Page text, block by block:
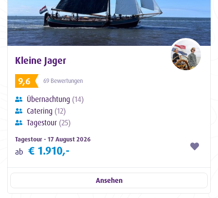
Kleine Jager
9,6
69 Bewertungen
Übernachtung (14)
Catering (12)
Tagestour (25)
Tagestour - 17 August 2026
ab € 1.910,-
Ansehen